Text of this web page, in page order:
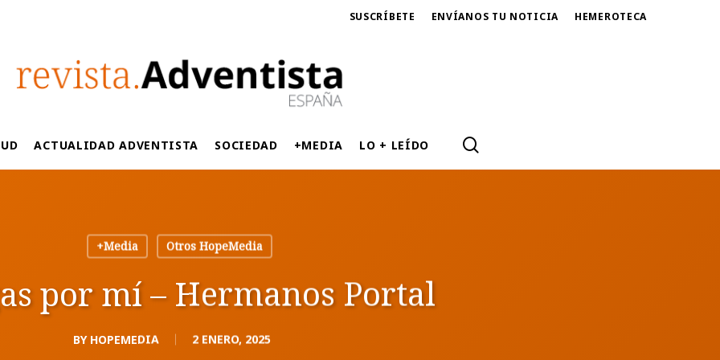
SUSCRÍBETE ENVÍANOS TU NOTICIA HEMEROTECA
ACTUALIDAD ADVENTISTA SOCIEDAD +MEDIA LO + LEÍDO
+Media Otros HopeMedia
por mí – Hermanos Portal
BY HOPEMEDIA 2 ENERO, 2025